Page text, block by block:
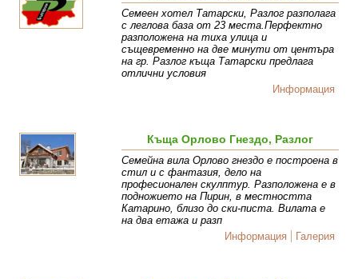
Семеен хотел Татарски, Разлог разполага
с леглова база от 23 места.Перфектно
разположена на тиха улица и
същевременно на две минути от центъра
на гр. Разлог къща Татарски предлага
отлични условия
Информация
Къща Орлово Гнездо, Разлог
Семейна вила Орлово гнездо е построена в
стил и с фантазия, дело на
професионален скулптур. Разположена е в
подножието на Пирин, в местността
Катарино, близо до ски-писта. Вилата е
на два етажа и разп
Информация
Галерия